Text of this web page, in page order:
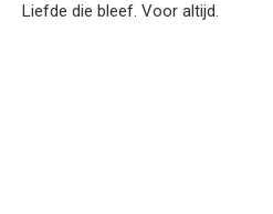
Liefde die bleef. Voor altijd.